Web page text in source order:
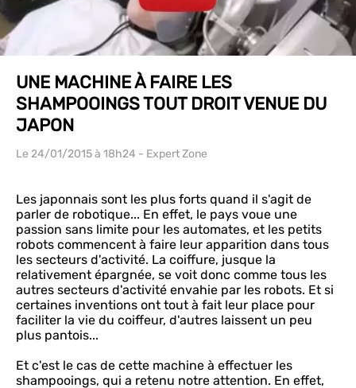
UNE MACHINE À FAIRE LES
SHAMPOOINGS TOUT DROIT VENUE DU
JAPON
Le 24/01/2015à 18h24 - Expert Zone
Les japonnais sont les plus forts quand il s'agit de
parler de robotique... En effet, le pays voue une
passion sans limite pour les automates, et les petits
robots commencent à faire leur apparition dans tous
les secteurs d'activité. La coiffure, jusque la
relativement épargnée, se voit donc comme tous les
autres secteurs d'activité envahie par les robots. Et si
certaines inventions ont tout à fait leur place pour
faciliter la vie du coiffeur, d'autres laissent un peu
plus pantois...
Et c'est le cas de cette machine à effectuer les
shampooings, qui a retenu notre attention. En effet,